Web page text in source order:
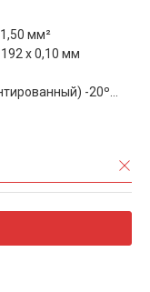
мм²
х 0,10 мм
-20º…